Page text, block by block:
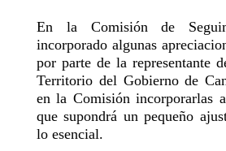
En la Comisión de
incorporado algunas
por parte de la representante
Territorio del Gobierno de
en la Comisión incorporarlas
que supondrá un pequeño
lo esencial.